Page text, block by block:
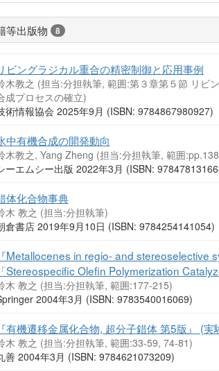
等出版物 8
ビングラジカル重合の精密制御と応用事例
木教之 (担当:分担執筆, 範囲:第３章第５節 リビ
成プロセスの確立)
術情報協会 2025年9月 (ISBN: 9784867980927)
中有機合成の開発動向
木教之, Yang Zheng (担当:分担執筆, 範囲
ーエムシー出版 2022年3月 (ISBN:
体化合物事典
木 教之 (担当:分担執筆)
倉書店 2019年9月10日 (ISBN: 9784254141054)
Metallocenes in regio- and stereoselective
Stereospecific Olefin Polymerization
木 教之 (担当:分担執筆, 範囲:177-215)
2004年3月 (ISBN: 9783540016069)
有機遷移金属化合物, 超分子錯体 第5版』 (実
木 教之 (担当:分担執筆, 範囲:33-59, 74-81)
善 2004年3月 (ISBN: 9784621073209)